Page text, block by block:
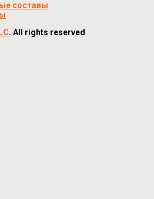
составы
. All rights reserved